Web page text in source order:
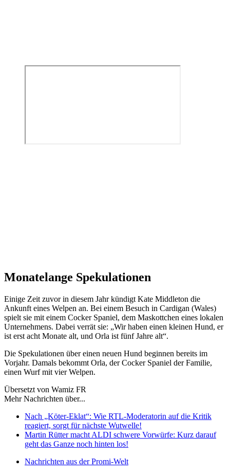
Monatelange Spekulationen
Einige Zeit zuvor in diesem Jahr kündigt Kate Middleton die
Ankunft eines Welpen an. Bei einem Besuch in Cardigan (Wales)
spielt sie mit einem Cocker Spaniel, dem Maskottchen eines lokalen
Unternehmens. Dabei verrät sie: „Wir haben einen kleinen Hund, er
ist erst acht Monate alt, und Orla ist fünf Jahre alt“.
Die Spekulationen über einen neuen Hund beginnen bereits im
Vorjahr. Damals bekommt Orla, der Cocker Spaniel der Familie,
einen Wurf mit vier Welpen.
Übersetzt von Wamiz FR
Mehr Nachrichten über...
Nach „Köter-Eklat“: Wie RTL-Moderatorin auf die Kritik
reagiert, sorgt für nächste Wutwelle!
Martin Rütter macht ALDI schwere Vorwürfe: Kurz darauf
geht das Ganze noch hinten los!
Nachrichten aus der Promi-Welt